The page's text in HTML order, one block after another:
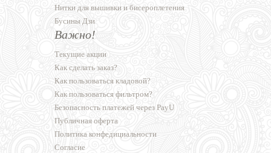
Нитки для вышивки и бисероплетения
Бусины Дзи
Важно!
Текущие акции
Как сделать заказ?
Как пользоваться кладовой?
Как пользоваться фильтром?
Безопасность платежей через PayU
Публичная оферта
Политика конфедициальности
Согласие